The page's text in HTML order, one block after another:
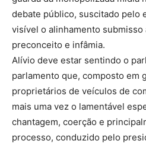
debate público, suscitado pelo
visível o alinhamento
preconceito e infâmia.
Alívio deve estar sentindo o
parlamento que, composto em
proprietários de veículos de
mais uma vez o lamentável
chantagem, coerção e
processo, conduzido pelo